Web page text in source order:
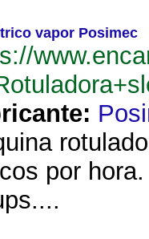
vapor Posimec
por